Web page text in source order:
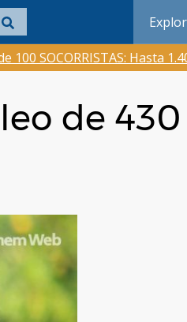
100 SOCORRISTAS: Hasta
de 430